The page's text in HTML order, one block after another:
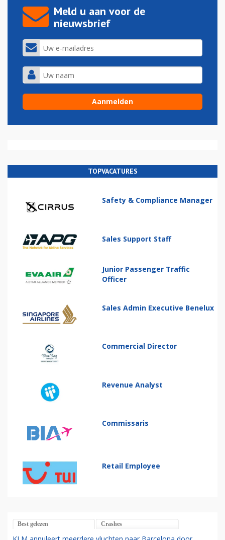
Meld u aan voor de
nieuwsbrief
TOPVACATURES
Safety & Compliance Manager
Sales Support Staff
Junior Passenger Traffic
Officer
Sales Admin Executive Benelux
Commercial Director
Revenue Analyst
Commissaris
Retail Employee
Best gelezen Crashes